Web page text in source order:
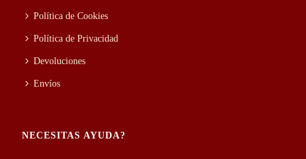
Política de Cookies
Política de Privacidad
Devoluciones
Envíos
NECESITAS AYUDA?